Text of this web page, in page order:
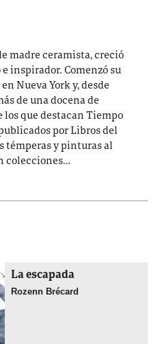
madre ceramista, creció
inspirador. Comenzó su
Nueva York y, desde
de una docena de
que destacan Tiempo
por Libros del
témperas y pinturas al
colecciones…
La escapada
Rozenn Brécard